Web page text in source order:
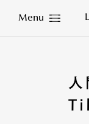
Menu
Close